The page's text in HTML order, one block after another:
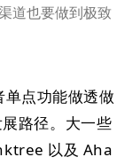
道也要做到极致
点功能做透做
路径。大一些
以及 Aha